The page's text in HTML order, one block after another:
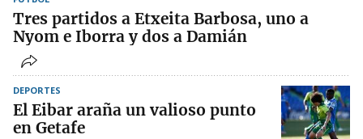
Tres partidos a Etxeita Barbosa, uno a
Nyom e Iborra y dos a Damián
DEPORTES
El Eibar araña un valioso punto
en Getafe